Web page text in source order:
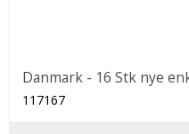
Danmark - 16 Stk nye
117167